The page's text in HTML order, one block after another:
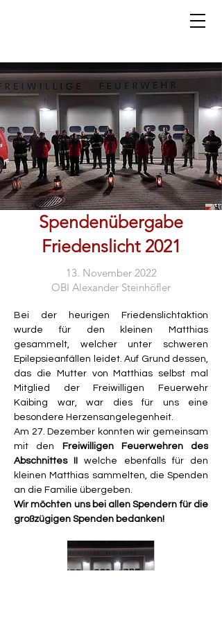
Spendenübergabe
Friedenslicht 2021
13. November 2022
OBI Alexander Steinhöfler
Bei der heurigen Friedenslichtaktion
wurde für den kleinen Matthias
gesammelt, welcher unter schweren
Epilepsieanfällen leidet. Auf Grund dessen,
das die Mutter von Matthias selbst mal
Mitglied der Freiwilligen Feuerwehr
Kaibing war, war dies für uns eine
besondere Herzensangelegenheit.
Am 27. Dezember konnten wir gemeinsam
mit den
Freiwilligen Feuerwehren des
Abschnittes II
welche ebenfalls für den
kleinen Matthias sammelten, die Spenden
an die Familie übergeben.
Wir möchten uns bei allen Spendern für die
großzügigen Spenden bedanken!